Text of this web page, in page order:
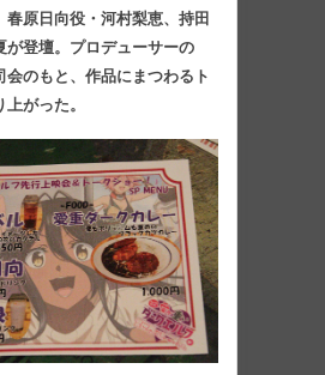
春原日向役・河村梨恵、持田
が登壇。プロデューサーの
会のもと、作品にまつわるト
がった。